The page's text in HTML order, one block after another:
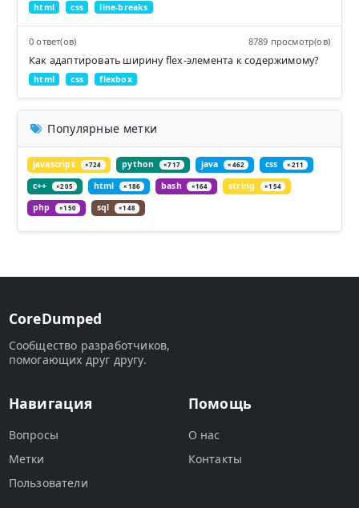
html css line-breaks
0 ответ(ов) 8789 просмотр(ов)
Как адаптировать ширину flex-элемента к содержимому?
html css flexbox
Популярные метки
javascript ×724 python ×717 java ×462 css ×211
c++ ×205 html ×186 bash ×164 string ×154
php ×150 sql ×148
CoreDumped
Сообщество разработчиков,
помогающих друг другу.
Навигация
Вопросы
Метки
Пользователи
Помощь
О нас
Контакты